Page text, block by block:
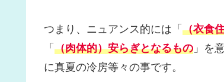
つまり、ニュアンス的には「 （衣食
「 （肉体的）安らぎとなるもの 」を
に真夏の冷房等々の事です。